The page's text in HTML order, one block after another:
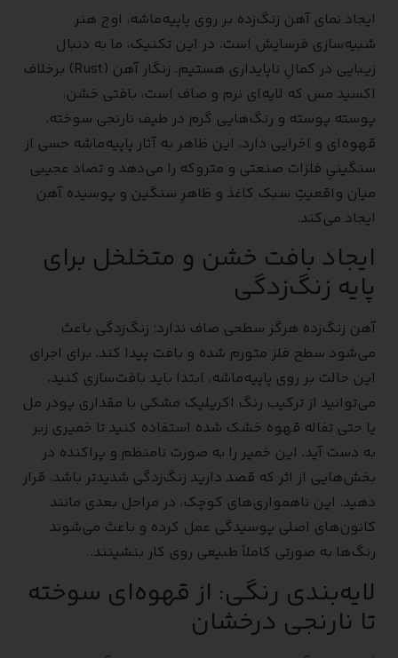
ایجاد نمای آهن زنگ‌زده بر روی پاپیه‌ماشه، اوج هنر
شبیه‌سازی فرسایش است. در این تکنیک، ما به دنبال
زیبایی در کمالِ ناپایداری هستیم. زنگار آهن (Rust) برخلاف
اکسید مس که لایه‌ای نرم و صاف است، بافتی خشن،
پوسته پوسته و رنگ‌هایی گرم در طیف نارنجی سوخته،
قهوه‌ای و اخرایی دارد. این ظاهر به آثار پاپیه‌ماشه حسی از
سنگینیِ فلزات صنعتی و متروکه را می‌دهد و تضاد عجیبی
میان واقعیتِ سبک کاغذ و ظاهرِ سنگین و پوسیده آهن
ایجاد می‌کند.
ایجاد بافت خشن و متخلخل برای
پایه زنگ‌زدگی
آهن زنگ‌زده هرگز سطحی صاف ندارد؛ زنگ‌زدگی باعث
می‌شود سطح فلز متورم شده و بافت پیدا کند. برای اجرای
این حالت بر روی پاپیه‌ماشه، ابتدا باید بافت‌سازی کنید.
می‌توانید از ترکیب رنگ اکریلیک مشکی با مقداری پودر مل
یا حتی تفاله قهوه خشک شده استفاده کنید تا خمیری زبر
به دست آید. این خمیر را به صورت نامنظم و پراکنده در
بخش‌هایی از اثر که قصد دارید زنگ‌زدگی شدیدتر باشد، قرار
دهید. این ناهمواری‌های کوچک، در مراحل بعدی مانند
کانون‌های اصلی پوسیدگی عمل کرده و باعث می‌شوند
رنگ‌ها به صورتی کاملاً طبیعی روی کار بنشینند.
لایه‌بندی رنگی: از قهوه‌ای سوخته
تا نارنجی درخشان